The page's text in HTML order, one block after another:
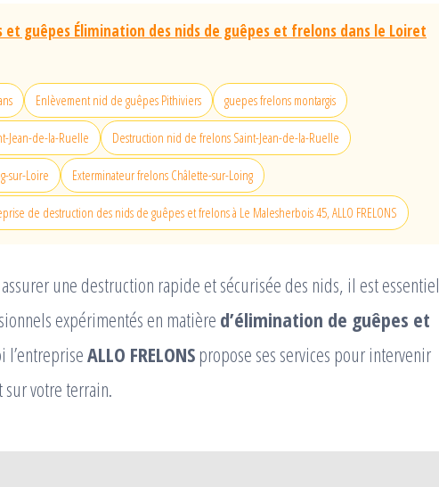
guêpes Élimination des nids de guêpes et frelons dans le Loiret
Enlèvement nid de guêpes Pithiviers guepes frelons montargis
Jean-de-la-Ruelle Destruction nid de frelons Saint-Jean-de-la-Ruelle
sur-Loire Exterminateur frelons Châlette-sur-Loing
de destruction des nids de guêpes et frelons à Le Malesherbois 45, ALLO FRELONS
une destruction rapide et sécurisée des nids, il est essentiel
expérimentés en matière d’élimination de guêpes et
l’entrepriseALLO FRELONS propose ses services pour intervenir
votre terrain.